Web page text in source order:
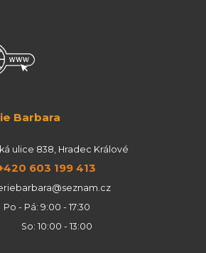
ulice 838, Hradec Králové
603 199 413
Po - Pá: 9:00 - 17:30
So: 10:00 - 13:00